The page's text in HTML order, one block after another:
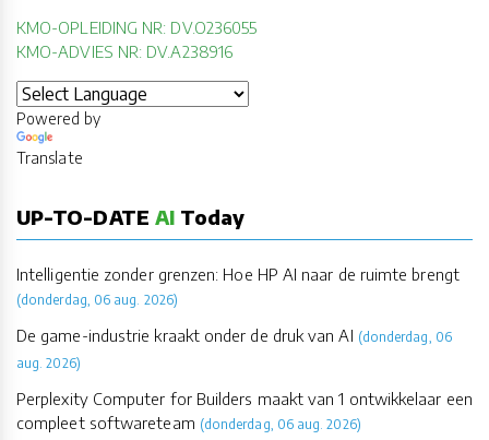
KMO-OPLEIDING NR: DV.O236055
KMO-ADVIES NR: DV.A238916
Powered by
Translate
UP-TO-DATE AI Today
Intelligentie zonder grenzen: Hoe HP AI naar de ruimte brengt
(donderdag, 06 aug. 2026)
De game-industrie kraakt onder de druk van AI (donderdag, 06
aug. 2026)
Perplexity Computer for Builders maakt van 1 ontwikkelaar een
compleet softwareteam (donderdag, 06 aug. 2026)